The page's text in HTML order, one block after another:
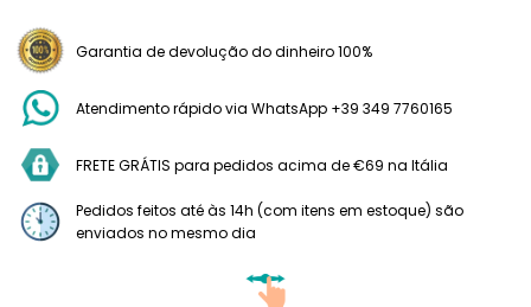
Garantia de devolução do dinheiro 100%
Atendimento rápido via WhatsApp +39 349 7760165
FRETE GRÁTIS para pedidos acima de €69 na Itália
Pedidos feitos até às 14h (com itens em estoque) são
enviados no mesmo dia